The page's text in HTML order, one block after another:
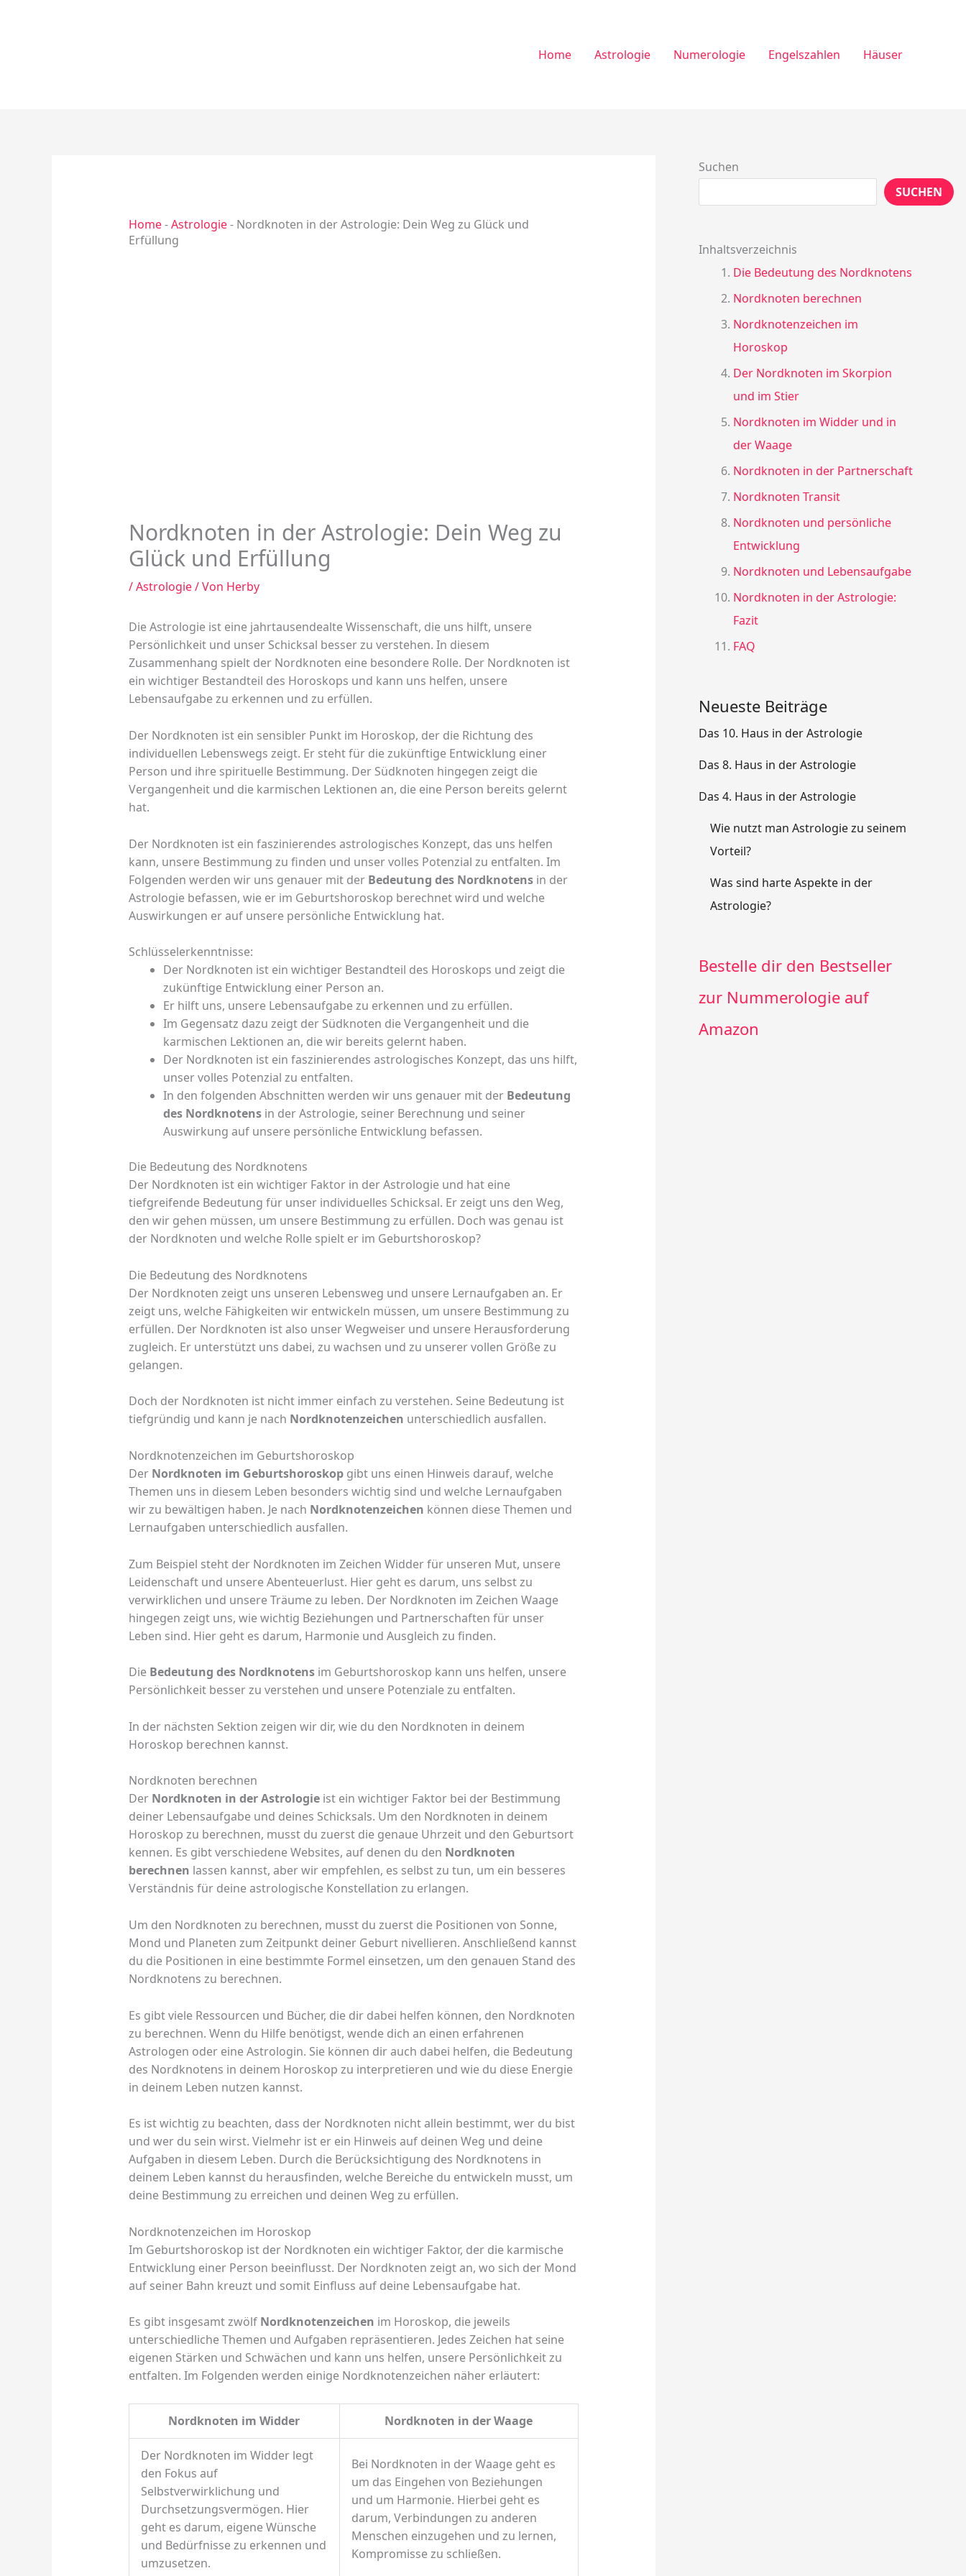
Home Astrologie Numerologie Engelszahlen Häuser
Home-Astrologie- Nordknoten in der Astrologie: Dein Weg zu Glück und
Erfüllung
Nordknoten in der Astrologie: Dein Weg zu
Glück und Erfüllung
/Astrologie/ Von Herby
Die Astrologie ist eine jahrtausendealte Wissenschaft, die uns hilft, unsere
Persönlichkeit und unser Schicksal besser zu verstehen. In diesem
Zusammenhang spielt der Nordknoten eine besondere Rolle. Der Nordknoten ist
ein wichtiger Bestandteil des Horoskops und kann uns helfen, unsere
Lebensaufgabe zu erkennen und zu erfüllen.
Der Nordknoten ist ein sensibler Punkt im Horoskop, der die Richtung des
individuellen Lebenswegs zeigt. Er steht für die zukünftige Entwicklung einer
Person und ihre spirituelle Bestimmung. Der Südknoten hingegen zeigt die
Vergangenheit und die karmischen Lektionen an, die eine Person bereits gelernt
hat.
Der Nordknoten ist ein faszinierendes astrologisches Konzept, das uns helfen
kann, unsere Bestimmung zu finden und unser volles Potenzial zu entfalten. Im
Folgenden werden wir uns genauer mit der Bedeutung des Nordknotensin der
Astrologie befassen, wie er im Geburtshoroskop berechnet wird und welche
Auswirkungen er auf unsere persönliche Entwicklung hat.
Schlüsselerkenntnisse:
Der Nordknoten ist ein wichtiger Bestandteil des Horoskops und zeigt die
zukünftige Entwicklung einer Person an.
Er hilft uns, unsere Lebensaufgabe zu erkennen und zu erfüllen.
Im Gegensatz dazu zeigt der Südknoten die Vergangenheit und die
karmischen Lektionen an, die wir bereits gelernt haben.
Der Nordknoten ist ein faszinierendes astrologisches Konzept, das uns hilft,
unser volles Potenzial zu entfalten.
In den folgenden Abschnitten werden wir uns genauer mit der Bedeutung
des Nordknotensin der Astrologie, seiner Berechnung und seiner
Auswirkung auf unsere persönliche Entwicklung befassen.
Die Bedeutung des Nordknotens
Der Nordknoten ist ein wichtiger Faktor in der Astrologie und hat eine
tiefgreifende Bedeutung für unser individuelles Schicksal. Er zeigt uns den Weg,
den wir gehen müssen, um unsere Bestimmung zu erfüllen. Doch was genau ist
der Nordknoten und welche Rolle spielt er im Geburtshoroskop?
Die Bedeutung des Nordknotens
Der Nordknoten zeigt uns unseren Lebensweg und unsere Lernaufgaben an. Er
zeigt uns, welche Fähigkeiten wir entwickeln müssen, um unsere Bestimmung zu
erfüllen. Der Nordknoten ist also unser Wegweiser und unsere Herausforderung
zugleich. Er unterstützt uns dabei, zu wachsen und zu unserer vollen Größe zu
gelangen.
Doch der Nordknoten ist nicht immer einfach zu verstehen. Seine Bedeutung ist
tiefgründig und kann je nach Nordknotenzeichen unterschiedlich ausfallen.
Nordknotenzeichen im Geburtshoroskop
Der Nordknoten im Geburtshoroskopgibt uns einen Hinweis darauf, welche
Themen uns in diesem Leben besonders wichtig sind und welche Lernaufgaben
wir zu bewältigen haben. Je nach Nordknotenzeichen können diese Themen und
Lernaufgaben unterschiedlich ausfallen.
Zum Beispiel steht der Nordknoten im Zeichen Widder für unseren Mut, unsere
Leidenschaft und unsere Abenteuerlust. Hier geht es darum, uns selbst zu
verwirklichen und unsere Träume zu leben. Der Nordknoten im Zeichen Waage
hingegen zeigt uns, wie wichtig Beziehungen und Partnerschaften für unser
Leben sind. Hier geht es darum, Harmonie und Ausgleich zu finden.
Die Bedeutung des Nordknotensim Geburtshoroskop kann uns helfen, unsere
Persönlichkeit besser zu verstehen und unsere Potenziale zu entfalten.
In der nächsten Sektion zeigen wir dir, wie du den Nordknoten in deinem
Horoskop berechnen kannst.
Nordknoten berechnen
Der Nordknoten in der Astrologieist ein wichtiger Faktor bei der Bestimmung
deiner Lebensaufgabe und deines Schicksals. Um den Nordknoten in deinem
Horoskop zu berechnen, musst du zuerst die genaue Uhrzeit und den Geburtsort
kennen. Es gibt verschiedene Websites, auf denen du den Nordknoten
berechnen lassen kannst, aber wir empfehlen, es selbst zu tun, um ein besseres
Verständnis für deine astrologische Konstellation zu erlangen.
Um den Nordknoten zu berechnen, musst du zuerst die Positionen von Sonne,
Mond und Planeten zum Zeitpunkt deiner Geburt nivellieren. Anschließend kannst
du die Positionen in eine bestimmte Formel einsetzen, um den genauen Stand des
Nordknotens zu berechnen.
Es gibt viele Ressourcen und Bücher, die dir dabei helfen können, den Nordknoten
zu berechnen. Wenn du Hilfe benötigst, wende dich an einen erfahrenen
Astrologen oder eine Astrologin. Sie können dir auch dabei helfen, die Bedeutung
des Nordknotens in deinem Horoskop zu interpretieren und wie du diese Energie
in deinem Leben nutzen kannst.
Es ist wichtig zu beachten, dass der Nordknoten nicht allein bestimmt, wer du bist
und wer du sein wirst. Vielmehr ist er ein Hinweis auf deinen Weg und deine
Aufgaben in diesem Leben. Durch die Berücksichtigung des Nordknotens in
deinem Leben kannst du herausfinden, welche Bereiche du entwickeln musst, um
deine Bestimmung zu erreichen und deinen Weg zu erfüllen.
Nordknotenzeichen im Horoskop
Im Geburtshoroskop ist der Nordknoten ein wichtiger Faktor, der die karmische
Entwicklung einer Person beeinflusst. Der Nordknoten zeigt an, wo sich der Mond
auf seiner Bahn kreuzt und somit Einfluss auf deine Lebensaufgabe hat.
Es gibt insgesamt zwölf Nordknotenzeichen im Horoskop, die jeweils
unterschiedliche Themen und Aufgaben repräsentieren. Jedes Zeichen hat seine
eigenen Stärken und Schwächen und kann uns helfen, unsere Persönlichkeit zu
entfalten. Im Folgenden werden einige Nordknotenzeichen näher erläutert:
Nordknoten im Widder Nordknoten in der Waage
Der Nordknoten im Widder legt
den Fokus auf
Selbstverwirklichung und
Durchsetzungsvermögen. Hier
geht es darum, eigene Wünsche
und Bedürfnisse zu erkennen und
umzusetzen.
Bei Nordknoten in der Waage geht es
um das Eingehen von Beziehungen
und um Harmonie. Hierbei geht es
darum, Verbindungen zu anderen
Menschen einzugehen und zu lernen,
Kompromisse zu schließen.
Suchen
SUCHEN
Inhaltsverzeichnis
Die Bedeutung des Nordknotens
Nordknoten berechnen
Nordknotenzeichen im
Horoskop
Der Nordknoten im Skorpion
und im Stier
Nordknoten im Widder und in
der Waage
Nordknoten in der Partnerschaft
Nordknoten Transit
Nordknoten und persönliche
Entwicklung
Nordknoten und Lebensaufgabe
Nordknoten in der Astrologie:
Fazit
FAQ
Neueste Beiträge
Das 10. Haus in der Astrologie
Das 8. Haus in der Astrologie
Das 4. Haus in der Astrologie
Wie nutzt man Astrologie zu seinem
Vorteil?
Was sind harte Aspekte in der
Astrologie?
Bestelle dir den Bestseller
zur Nummerologie auf
Amazon